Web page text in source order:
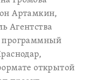
Артамкин,
Агентства
программный
открытой